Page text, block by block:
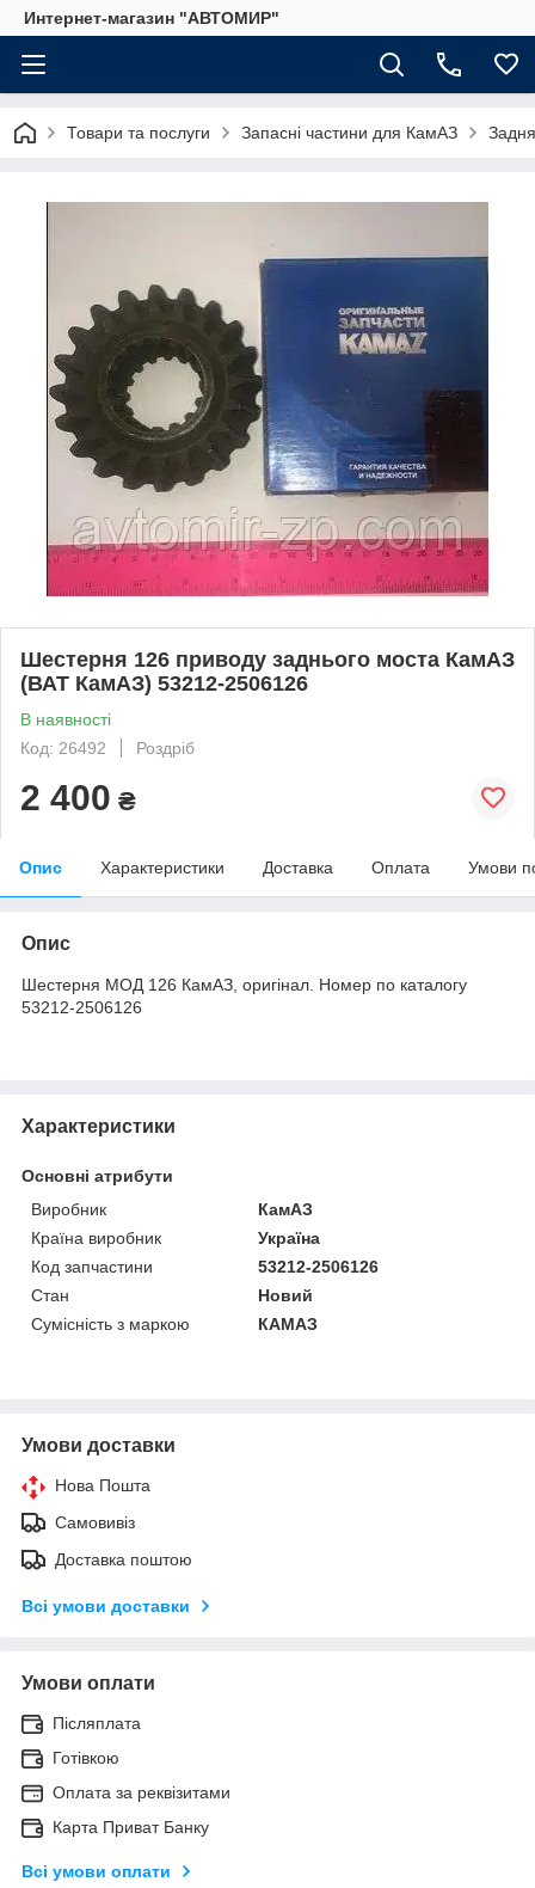
Интернет-магазин "АВТОМИР"
Товари та послуги Запасні частини для КамАЗ
Шестерня 126 приводу заднього моста КамАЗ
(ВАТ КамАЗ) 53212-2506126
В наявності
Код: 26492
Роздріб
2 400 ₴
Опис Характеристики Доставка Оплата Умови
Опис
Шестерня МОД 126 КамАЗ, оригінал. Номер по каталогу
53212-2506126
Характеристики
Основні атрибути
Виробник
КамАЗ
Країна виробник
Україна
Код запчастини
53212-2506126
Стан
Новий
Сумісність з маркою
КАМАЗ
Умови доставки
Нова Пошта
Самовивіз
Доставка поштою
Всі умови доставки
Умови оплати
Післяплата
Готівкою
Оплата за реквізитами
Карта Приват Банку
Всі умови оплати